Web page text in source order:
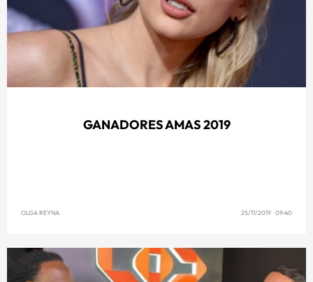
GANADORES AMAS 2019
OLGA REYNA 25/11/2019 09:40